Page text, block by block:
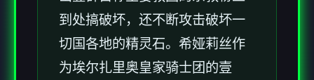
到处搞破坏，还不断攻击破坏一
切国各地的精灵石。希娅莉丝作
为埃尔扎里奥皇家骑士团的壹